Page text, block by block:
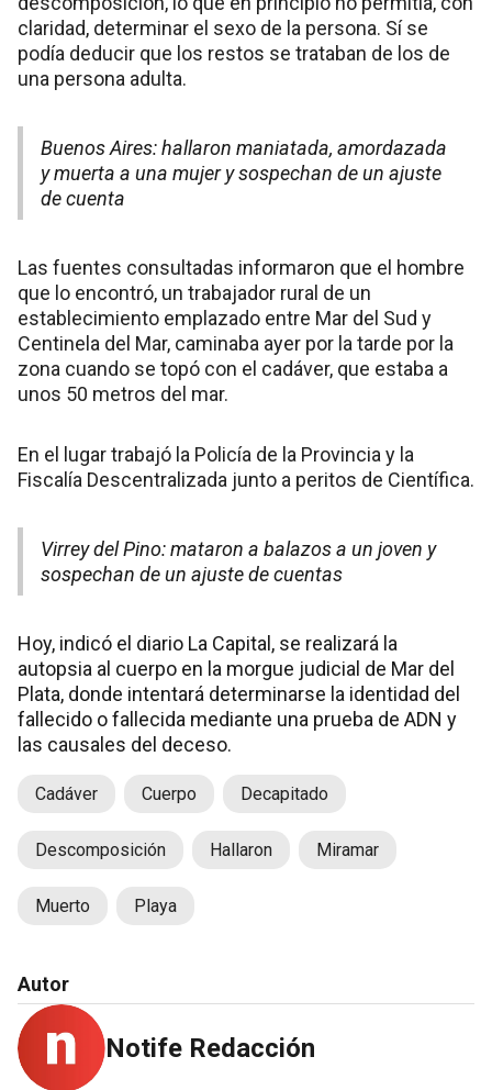
claridad, determinar el sexo de la persona. Sí se
podía deducir que los restos se trataban de los de
una persona adulta.
Buenos Aires: hallaron maniatada, amordazada
y muerta a una mujer y sospechan de un ajuste
de cuenta
Las fuentes consultadas informaron que el hombre
que lo encontró, un trabajador rural de un
establecimiento emplazado entre Mar del Sud y
Centinela del Mar, caminaba ayer por la tarde por la
zona cuando se topó con el cadáver, que estaba a
unos 50 metros del mar.
En el lugar trabajó la Policía de la Provincia y la
Fiscalía Descentralizada junto a peritos de Científica.
Virrey del Pino: mataron a balazos a un joven y
sospechan de un ajuste de cuentas
Hoy, indicó el diario La Capital, se realizará la
autopsia al cuerpo en la morgue judicial de Mar del
Plata, donde intentará determinarse la identidad del
fallecido o fallecida mediante una prueba de ADN y
las causales del deceso.
Cadáver Cuerpo Decapitado
Descomposición Hallaron Miramar
Muerto Playa
Autor
Notife Redacción